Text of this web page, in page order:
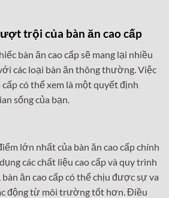
trội của bàn ăn cao cấp
bàn ăn cao cấp sẽ mang lại nhiều
các loại bàn ăn thông thường. Việc
có thể xem là một quyết định
sống của bạn.
lớn nhất của bàn ăn cao cấp chính
các chất liệu cao cấp và quy trình
ăn cao cấp có thể chịu được sự va
động từ môi trường tốt hơn. Điều